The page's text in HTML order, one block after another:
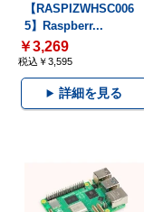
【RASPIZWHSC006
5】Raspberr...
￥3,269
税込￥3,595
詳細を見る